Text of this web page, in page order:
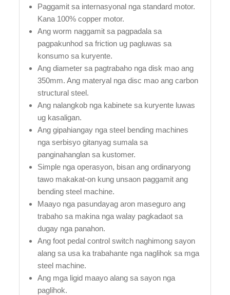
Paggamit sa internasyonal nga standard motor.
Kana 100% copper motor.
Ang worm naggamit sa pagpadala sa
pagpakunhod sa friction ug pagluwas sa
konsumo sa kuryente.
Ang diameter sa pagtrabaho nga disk mao ang
350mm. Ang materyal nga disc mao ang carbon
structural steel.
Ang nalangkob nga kabinete sa kuryente luwas
ug kasaligan.
Ang gipahiangay nga steel bending machines
nga serbisyo gitanyag sumala sa
panginahanglan sa kustomer.
Simple nga operasyon, bisan ang ordinaryong
tawo makakat-on kung unsaon paggamit ang
bending steel machine.
Maayo nga pasundayag aron maseguro ang
trabaho sa makina nga walay pagkadaot sa
dugay nga panahon.
Ang foot pedal control switch naghimong sayon
alang sa usa ka trabahante nga naglihok sa mga
steel machine.
Ang mga ligid maayo alang sa sayon nga
paglihok.